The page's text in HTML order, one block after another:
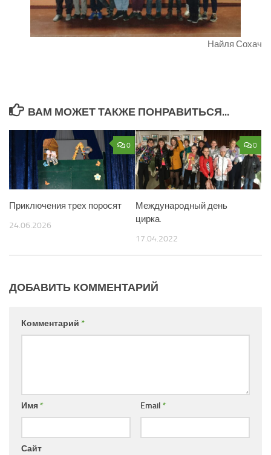
Найля Сохач
ВАМ МОЖЕТ ТАКЖЕ ПОНРАВИТЬСЯ...
0
Приключения трех поросят
24.06.2026
0
Международный день
цирка.
17.04.2022
ДОБАВИТЬ КОММЕНТАРИЙ
Комментарий *
Имя* Email *
Сайт